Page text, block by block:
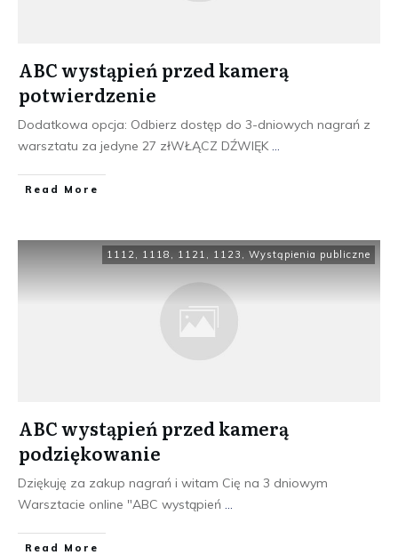
ABC wystąpień przed kamerą
potwierdzenie
Dodatkowa opcja: Odbierz dostęp do 3-dniowych nagrań z
warsztatu za jedyne 27 złWŁĄCZ DŹWIĘK...
​Read More
1112, 1118 , 1121 , 1123 , Wystąpienia publiczne
ABC wystąpień przed kamerą
podziękowanie
Dziękuję za zakup nagrań i witam Cię na 3 dniowym
Warsztacie online "ABC wystąpień ...
​Read More